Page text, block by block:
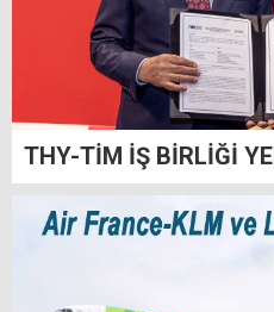
THY-TİM İŞ BİRLİĞİ